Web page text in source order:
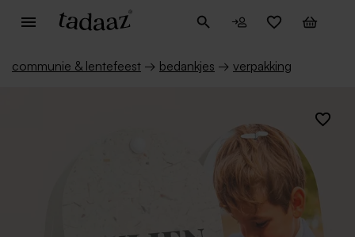
communie & lentefeest → bedankjes → verpakking